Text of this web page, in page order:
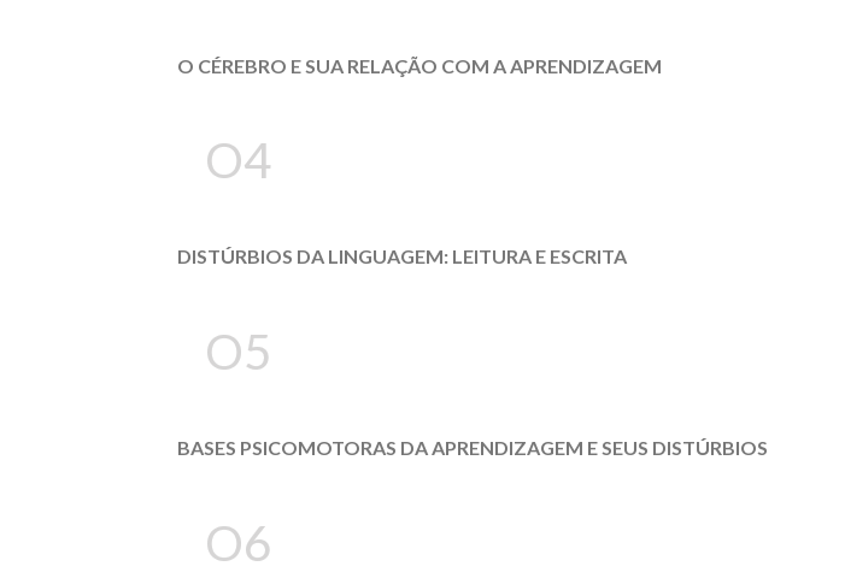
O CÉREBRO E SUA RELAÇÃO COM A APRENDIZAGEM
O4
DISTÚRBIOS DA LINGUAGEM: LEITURA E ESCRITA
O5
BASES PSICOMOTORAS DA APRENDIZAGEM E SEUS DISTÚRBIOS
O6